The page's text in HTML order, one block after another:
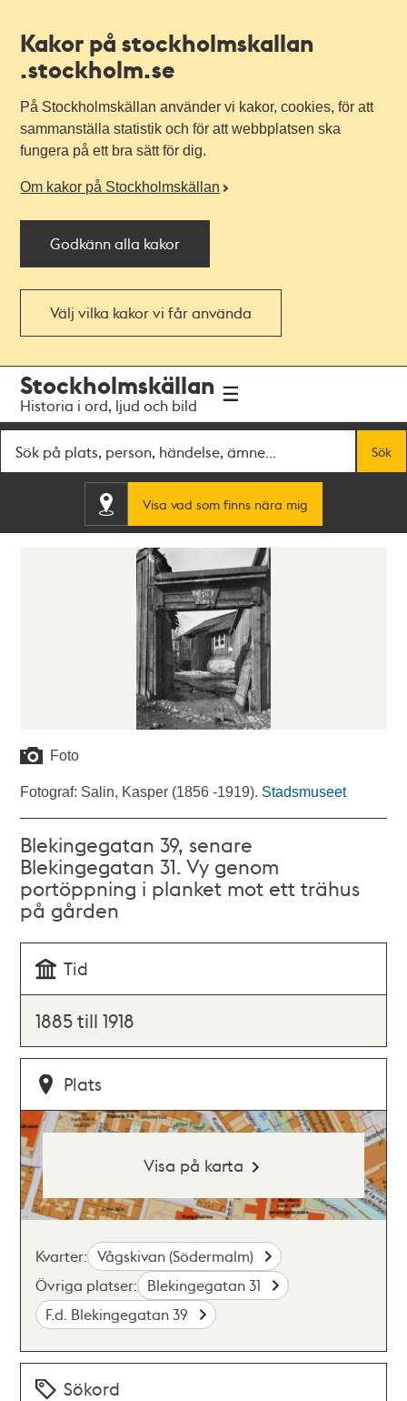
Kakor på stockholmskallan
.stockholm.se
På Stockholmskällan använder vi kakor, cookies, för att
sammanställa statistik och för att webbplatsen ska
fungera på ett bra sätt för dig.
Om kakor på Stockholmskällan
Godkänn alla kakor
Välj vilka kakor vi får använda
navigationen
huvudinnehållet
Stockholmskällan
Historia i ord, ljud och bild
Sök
Visa vad som finns nära mig
Foto
Fotograf: Salin, Kasper (1856 -1919). Stadsmuseet
Blekingegatan 39, senare
Blekingegatan 31. Vy genom
portöppning i planket mot ett trähus
på gården
Tid
1885 till 1918
Plats
Visa på karta
Kvarter: Vågskivan (Södermalm)
Övriga platser: Blekingegatan 31
F.d. Blekingegatan 39
Sökord